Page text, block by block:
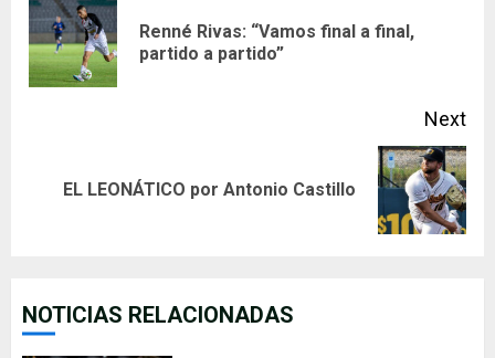
ReadingRenné Rivas: “Vamos final a final,
partido a partido”
Next
NextEL LEONÁTICO por Antonio Castillo
NOTICIAS RELACIONADAS